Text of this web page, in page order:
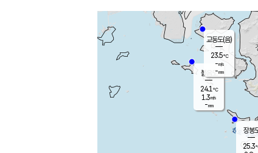
볼음도
24.1℃
1.3m/s
-mm
장봉
25.3
교동도(음)
23.5℃
-m/s
-mm